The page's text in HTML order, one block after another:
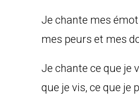
Je chante mes
mes peurs et mes
Je chante ce que je
que je vis, ce que je